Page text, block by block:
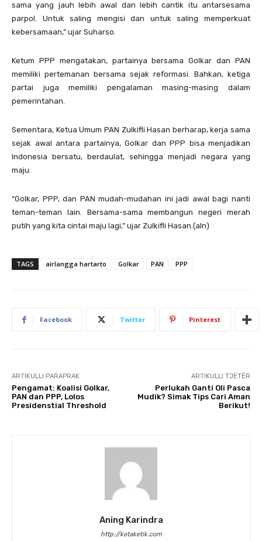
sama yang jauh lebih awal dan lebih cantik itu antarsesama
parpol. Untuk saling mengisi dan untuk saling memperkuat
kebersamaan,” ujar Suharso.
Ketum PPP mengatakan, partainya bersama Golkar dan PAN
memiliki pertemanan bersama sejak reformasi. Bahkan, ketiga
partai juga memiliki pengalaman masing-masing dalam
pemerintahan.
Sementara, Ketua Umum PAN Zulkifli Hasan berharap, kerja sama
sejak awal antara partainya, Golkar dan PPP bisa menjadikan
Indonesia bersatu, berdaulat, sehingga menjadi negara yang
maju.
“Golkar, PPP, dan PAN mudah-mudahan ini jadi awal bagi nanti
teman-teman lain. Bersama-sama membangun negeri merah
putih yang kita cintai maju lagi,” ujar Zulkifli Hasan.(aln)
TAGS airlangga hartarto Golkar PAN PPP
Facebook Twitter Pinterest
ARTIKULLI PARAPRAK
Pengamat: Koalisi Golkar,
PAN dan PPP, Lolos
Presidenstial Threshold
ARTIKULLI TJETËR
Perlukah Ganti Oli Pasca
Mudik? Simak Tips Cari Aman
Berikut!
Aning Karindra
http://ketaketik.com